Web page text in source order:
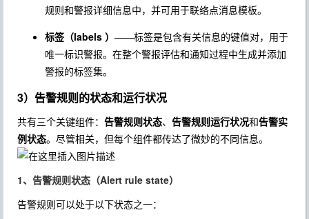
规则和警报详细信息中，并可用于联络点消息模板。
标签（labels ） ——标签是包含有关信息的键值对，用于
唯一标识警报。在整个警报评估和通知过程中生成并添加
警报的标签集。
3）告警规则的状态和运行状况
共有三个关键组件： 告警规则状态、 告警规则运行状况和告警实
例状态。尽管相关，但每个组件都传达了微妙的不同信息。
1、告警规则状态（Alert rule state）
告警规则可以处于以下状态之一：